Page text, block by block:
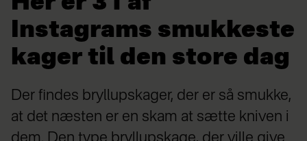
Instagrams smukkeste
kager til den store dag
Der findes bryllupskager, der er så smukke,
at det næsten er en skam at sætte kniven i
dem. Den type bryllupskage, der ville give